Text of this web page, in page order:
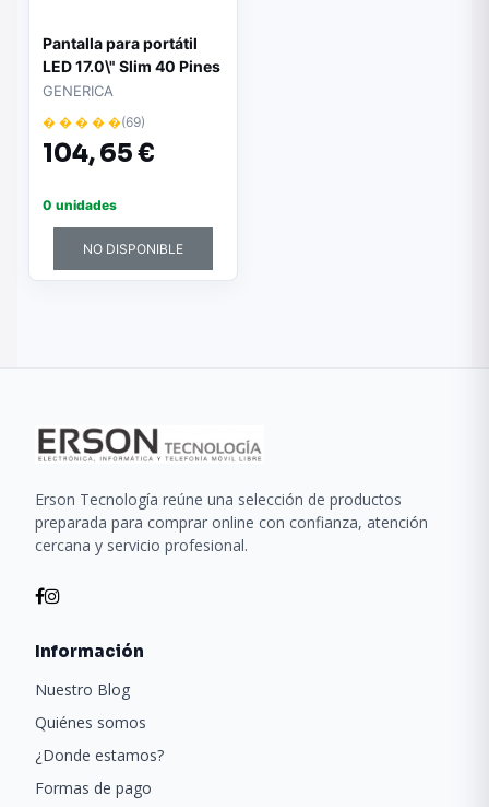
Pantalla para portátil
LED 17.0\" Slim 40 Pines
2560x1600
GENERICA
� � � � �(69)
104,65 €
0 unidades
NO DISPONIBLE
Erson Tecnología reúne una selección de productos
preparada para comprar online con confianza, atención
cercana y servicio profesional.
Información
Nuestro Blog
Quiénes somos
¿Donde estamos?
Formas de pago